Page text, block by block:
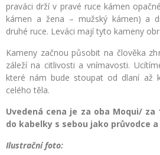
praváci drží v pravé ruce kámen
kámen a žena – mužský kámen) a
druhé ruce. Leváci mají tyto kameny
Kameny začnou působit na člověka
záleží na citlivosti a vnímavosti.
které nám bude stoupat od dlaní až
celého těla.
Uvedená cena je za oba Moqui/ za
do kabelky s sebou jako průvodce
Ilustrační foto: